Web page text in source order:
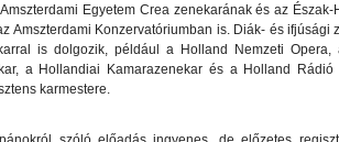
Egyetem Crea zenekarának és az
Amszterdami Konzervatóriumban is. Diák- és ifjúsági
is dolgozik, például a Holland Nemzeti Opera,
a Hollandiai Kamarazenekar és a Holland Rádió
karmestere.